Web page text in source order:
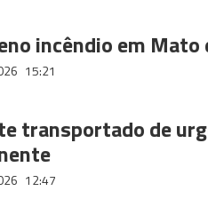
incêndio em Mato
15:21
transportado de
12:47